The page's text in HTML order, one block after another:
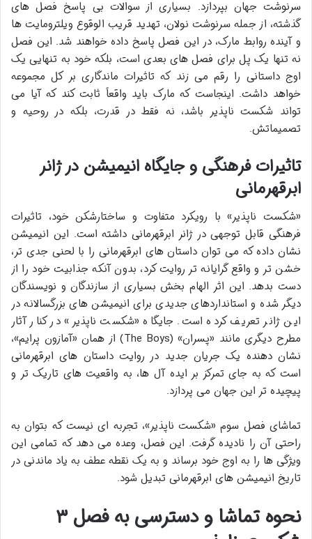
سرنوشت جهان بپردازد. بسیاری از سوالات بی پاسخ فصل های
گذشته، از جمله سرنوشت نولان، تهدید قریب الوقوع ویلترومایت ها
و آینده روابط مارک، در این فصل پاسخ داده خواهند شد. این فصل
نه تنها یک پل برای فصل های بعدی است، بلکه خود به تنهایی یک
اوج داستانی را رقم می زند که تاثیرات ماندگاری بر کل مجموعه
خواهد داشت. اینجاست که مارک باید واقعاً ثابت کند که آیا می
تواند شکست ناپذیر باشد، نه فقط در قدرت، بلکه در روحیه و
تصمیماتش.
تاثیرات فرهنگی و جایگاه انیمیشن در ژانر
ابرقهرمانی
«شکست ناپذیر» با رویکرد متفاوت و ساختارشکن خود، تاثیرات
فرهنگی قابل توجهی در ژانر ابرقهرمانی داشته است. این انیمیشن
نشان داده که می توان داستان های ابرقهرمانی را با لحنی جدی تر،
خشن تر و واقع گرایانه تر روایت کرد، بدون آنکه جذابیت خود را از
دست بدهد. این اثر الهام بخش بسیاری از سازندگان و نویسندگان
دیگر شده و استانداردهای جدیدی برای انیمیشن های بزرگسالانه در
این ژانر تعریف کرده است. جایگاه «شکست ناپذیر» در کنار آثار
مطرح دیگری مانند «پسران» (The Boys) از همان «آمازون پرایم»،
نشان دهنده یک جریان جدید در روایت داستان های ابرقهرمانی
است که به جای تمرکز بر ایده آل ها، به واقعیت های تاریک تر و
پیچیده تر این جهان می پردازد.
تماشای فصل سوم «شکست ناپذیر»، تجربه ای نیست که بتوان به
راحتی آن را نادیده گرفت. این فصل، وعده می دهد که تمامی این
ویژگی ها را به اوج خود برساند و به یک نقطه عطف به یاد ماندنی در
تاریخ انیمیشن های ابرقهرمانی تبدیل شود.
نحوه تماشا و دسترسی به فصل ۳